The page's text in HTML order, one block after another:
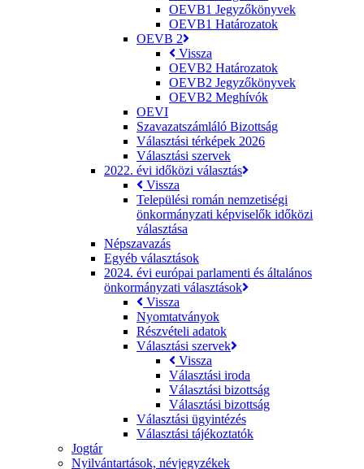
OEVB1 Jegyzőkönyvek
OEVB1 Határozatok
OEVB 2
Vissza
OEVB2 Határozatok
OEVB2 Jegyzőkönyvek
OEVB2 Meghívók
OEVI
Szavazatszámláló Bizottság
Választási térképek 2026
Választási szervek
2022. évi időközi választás
Vissza
Települési román nemzetiségi
önkormányzati képviselők időközi
választása
Népszavazás
Egyéb választások
2024. évi európai parlamenti és általános
önkormányzati választások
Vissza
Nyomtatványok
Részvételi adatok
Választási szervek
Vissza
Választási iroda
Választási bizottság
Választási bizottság
Választási ügyintézés
Választási tájékoztatók
Jogtár
Nyilvántartások, névjegyzékek